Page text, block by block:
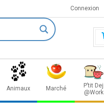
Connexion
Animaux Marché
P’tit Dej
@Work